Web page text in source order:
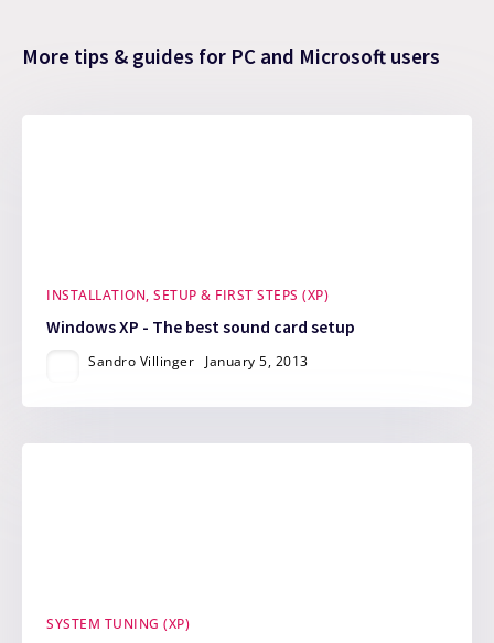
More tips & guides for PC and Microsoft users
INSTALLATION, SETUP & FIRST STEPS (XP)
Windows XP - The best sound card setup
Sandro Villinger January 5, 2013
SYSTEM TUNING (XP)